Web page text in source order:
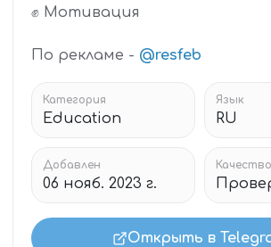
✊ Мотивация
По рекламе - @resfeb
Категория
Education
Язык
RU
Добавлен
06 нояб. 2023 г.
Качество
Открыть в